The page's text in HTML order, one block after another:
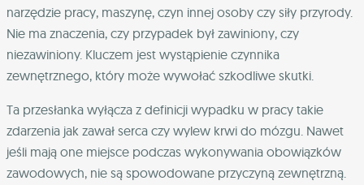
narzędzie pracy, maszynę, czyn innej osoby czy siły przyrody.
Nie ma znaczenia, czy przypadek był zawiniony, czy
niezawiniony. Kluczem jest wystąpienie czynnika
zewnętrznego, który może wywołać szkodliwe skutki.
Ta przesłanka wyłącza z definicji wypadku w pracy takie
zdarzenia jak zawał serca czy wylew krwi do mózgu. Nawet
jeśli mają one miejsce podczas wykonywania obowiązków
zawodowych, nie są spowodowane przyczyną zewnętrzną.